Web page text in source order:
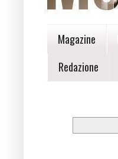
Magazine
Redazione